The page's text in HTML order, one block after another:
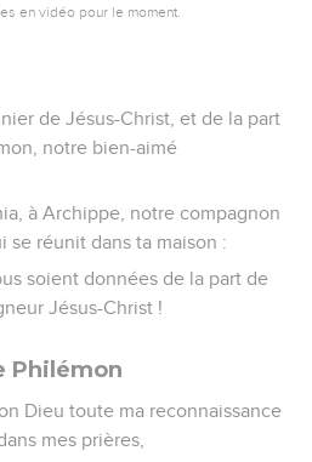
en vidéo pour le moment.
de Jésus-Christ, et de la part
notre bien-aimé
à Archippe, notre compagnon
se réunit dans ta maison :
soient données de la part de
Jésus-Christ !
Philémon
Dieu toute ma reconnaissance
mes prières,